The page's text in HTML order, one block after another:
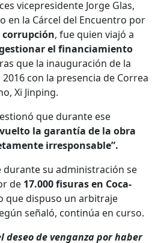
vicepresidente Jorge Glas,
en la Cárcel del Encuentro por
corrupción, fue quien viajó a
el financiamiento
que la inauguración de la
con la presencia de Correa
Xi Jinping.
que durante ese
la garantía de la obra
irresponsable”.
durante su administración se
de 17.000 fisuras en Coca-
que dispuso un arbitraje
señaló, continúa en curso.
deseo de venganza por haber